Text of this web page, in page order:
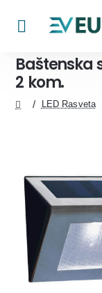
2 kom.
LED Rasveta